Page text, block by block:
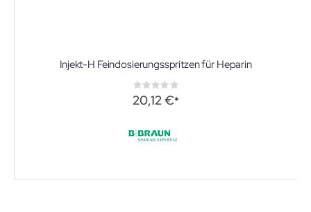
Injekt-H Feindosierungsspritzen für Heparin
Rating:
0%
20,12 €